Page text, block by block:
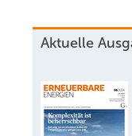
Aktuelle